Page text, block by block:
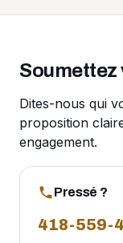
Dites-nous qui
proposition
engagement.
Pressé ?
418-559-